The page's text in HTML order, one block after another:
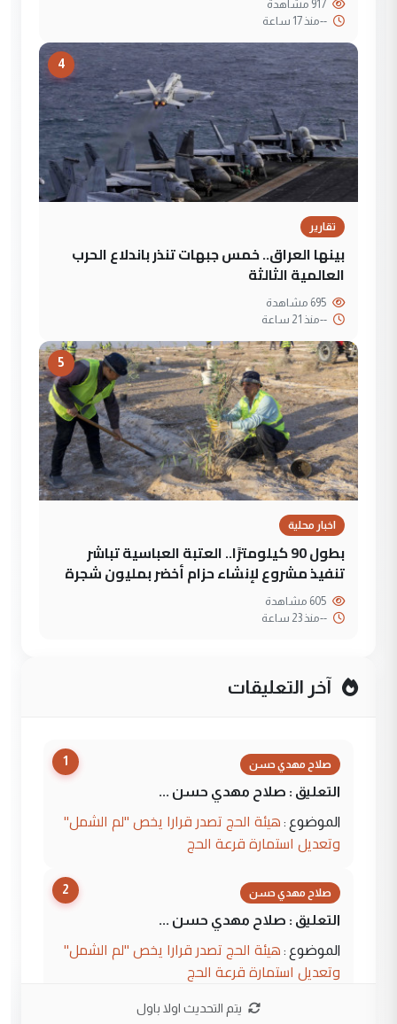
--منذ 17 ساعة
4
تقارير
بينها العراق.. خمس جبهات تنذر باندلاع الحرب
العالمية الثالثة
--منذ 21 ساعة
5
اخبار محلية
بطول 90 كيلومترًا.. العتبة العباسية تباشر
تنفيذ مشروع لإنشاء حزام أخضر بمليون شجرة
--منذ 23 ساعة
آخر التعليقات
1 صلاح مهدي حسن
التعليق : صلاح مهدي حسن ...
الموضوع : هيئة الحج تصدر قرارا يخص "لم الشمل"
وتعديل استمارة قرعة الحج
2 صلاح مهدي حسن
التعليق : صلاح مهدي حسن ...
الموضوع : هيئة الحج تصدر قرارا يخص "لم الشمل"
وتعديل استمارة قرعة الحج
يتم التحديث اولا باول